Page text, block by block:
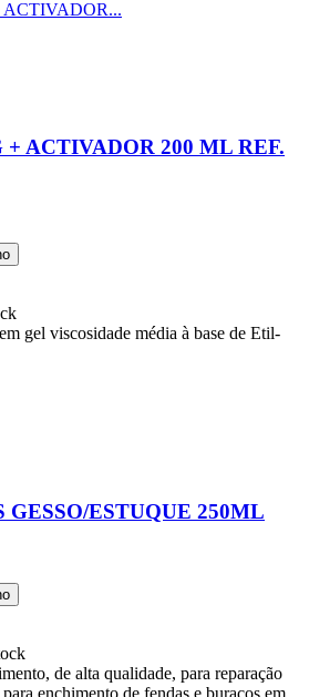
ACTIVADOR 200 ML REF.
gel viscosidade média à base de Etil-
GESSO/ESTUQUE 250ML
de alta qualidade, para reparação
enchimento de fendas e buracos em